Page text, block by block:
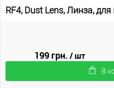
RF4, Dust Lens, Линза,
199 грн./ шт
В